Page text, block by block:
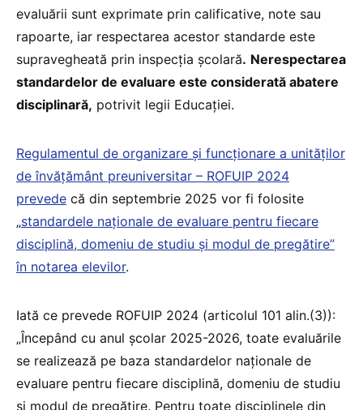
evaluării sunt exprimate prin calificative, note sau
rapoarte, iar respectarea acestor standarde este
supravegheată prin inspecția școlară. Nerespectarea
standardelor de evaluare este considerată abatere
disciplinară, potrivit legii Educației.
Regulamentul de organizare și funcționare a unităților
de învățământ preuniversitar – ROFUIP 2024
prevede că din septembrie 2025 vor fi folosite
„standardele naţionale de evaluare pentru fiecare
disciplină, domeniu de studiu şi modul de pregătire”
în notarea elevilor.
Iată ce prevede ROFUIP 2024 (articolul 101 alin.(3)):
„Începând cu anul școlar 2025-2026, toate evaluările
se realizează pe baza standardelor naţionale de
evaluare pentru fiecare disciplină, domeniu de studiu
şi modul de pregătire. Pentru toate disciplinele din